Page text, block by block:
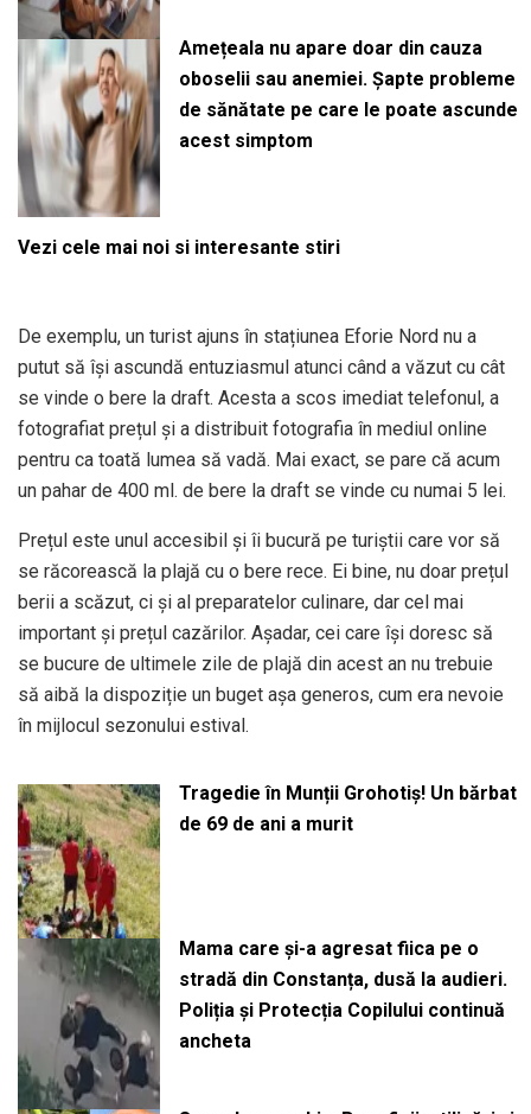
Amețeala nu apare doar din cauza
oboselii sau anemiei. Șapte probleme
de sănătate pe care le poate ascunde
acest simptom
Vezi cele mai noi si interesante stiri
De exemplu, un turist ajuns în stațiunea Eforie Nord nu a
putut să își ascundă entuziasmul atunci când a văzut cu cât
se vinde o bere la draft. Acesta a scos imediat telefonul, a
fotografiat prețul și a distribuit fotografia în mediul online
pentru ca toată lumea să vadă. Mai exact, se pare că acum
un pahar de 400 ml. de bere la draft se vinde cu numai 5 lei.
Prețul este unul accesibil și îi bucură pe turiștii care vor să
se răcorească la plajă cu o bere rece. Ei bine, nu doar prețul
berii a scăzut, ci și al preparatelor culinare, dar cel mai
important și prețul cazărilor. Așadar, cei care își doresc să
se bucure de ultimele zile de plajă din acest an nu trebuie
să aibă la dispoziție un buget așa generos, cum era nevoie
în mijlocul sezonului estival.
Tragedie în Munții Grohotiș! Un bărbat
de 69 de ani a murit
Mama care și-a agresat fiica pe o
stradă din Constanța, dusă la audieri.
Poliția și Protecția Copilului continuă
ancheta